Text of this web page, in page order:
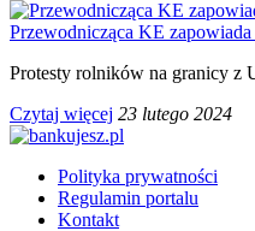
Przewodnicząca KE
Protesty rolników na granicy z
Czytaj więcej 23 lutego 2024
Polityka prywatności
Regulamin portalu
Kontakt